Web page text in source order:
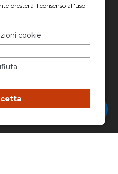
unico
presterà il consenso all'uso
cookie
Chatta con Stefano